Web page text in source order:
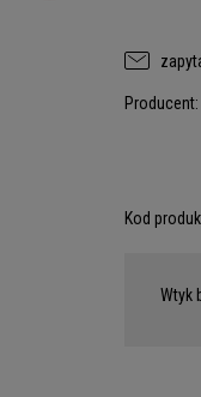
Producent:
Kod
Wtyk